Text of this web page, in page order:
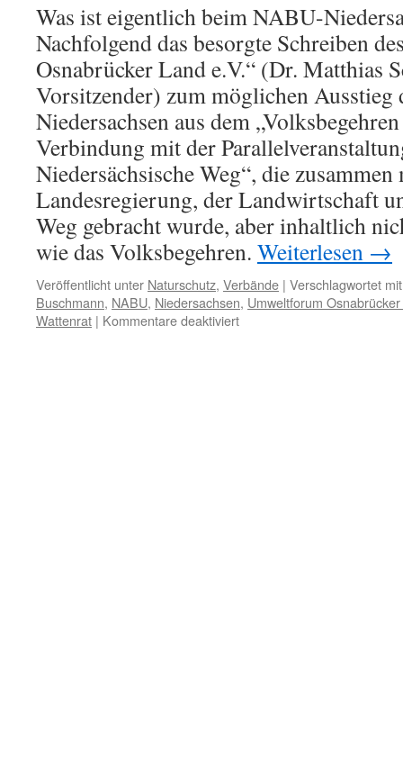
Was ist eigentlich beim NABU-
Nachfolgend das besorgte Schreiben
Osnabrücker Land e.V.“ (Dr. Matthias
Vorsitzender) zum möglichen Ausstieg
Niedersachsen aus dem
Verbindung mit der
Niedersächsische Weg“, die
Landesregierung, der Landwirtschaft
Weg gebracht wurde, aber inhaltlich
wie das Volksbegehren. Weiterlesen →
Veröffentlicht unter Naturschutz, Verbände | Verschlagwortet mit
Buschmann, NABU, Niedersachsen, Umweltforum
Wattenrat | Kommentare deaktiviertfür